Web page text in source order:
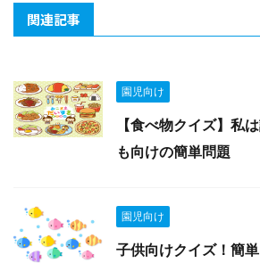
関連記事
園児向け
【食べ物クイズ】私
も向けの簡単問題
園児向け
子供向けクイズ！簡